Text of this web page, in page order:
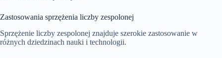
Zastosowania sprzężenia liczby zespolonej
Sprzężenie liczby zespolonej znajduje szerokie zastosowanie w
różnych dziedzinach nauki i technologii.